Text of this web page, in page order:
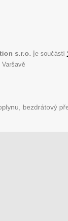
s.r.o. je součástí
bezdrátový